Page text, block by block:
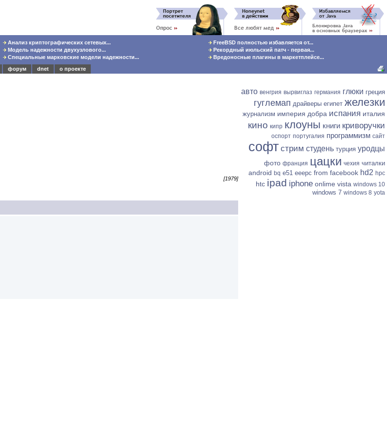
Анализ криптографических сетевых...
Модель надежности двухузлового...
Специальные марковские модели надежности...
FreeBSD полностью избавляется от...
Рекордный июльский патч - первая...
Вредоносные плагины в маркетплейсе...
форум dnet
о проекте
[1979]
авто венгрия вырвиглаз германия глюки греция
гуглемап драйверы египет железки
журнализм империя добра испания италия
кино кипр клоуны книги криворучки
оспорт португалия программизм сайт
софт стрим студень турция уродцы
фото франция цацки чехия читалки
android bq e51 eeepc from facebook hd2 hpc
htc ipad iphone onlime vista windows 10
windows 7 windows 8 yota